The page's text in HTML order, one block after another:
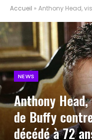
Accueil » Anthony Head, visage
NEWS
Anthony
de Buffy
décédé à 72